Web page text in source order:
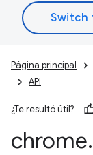
Página principal
API
¿Te resultó útil?
chrome.